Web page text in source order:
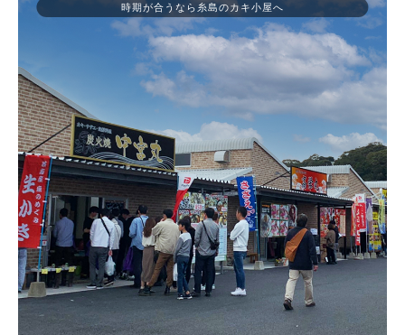
時期が合うなら糸島のカキ小屋へ